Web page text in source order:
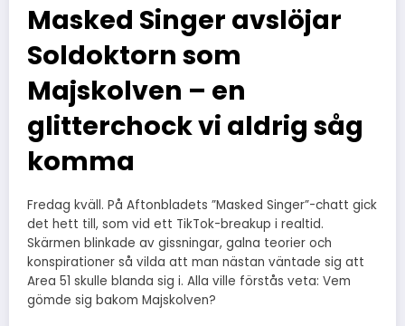
Masked Singer avslöjar
Soldoktorn som
Majskolven – en
glitterchock vi aldrig såg
komma
Fredag kväll. På Aftonbladets ”Masked Singer”-chatt gick
det hett till, som vid ett TikTok-breakup i realtid.
Skärmen blinkade av gissningar, galna teorier och
konspirationer så vilda att man nästan väntade sig att
Area 51 skulle blanda sig i. Alla ville förstås veta: Vem
gömde sig bakom Majskolven?